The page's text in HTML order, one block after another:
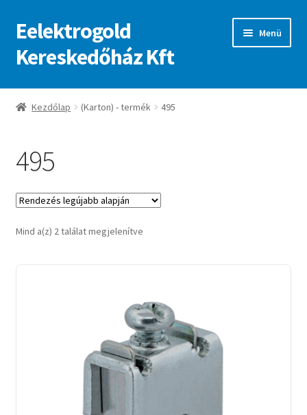
Ugrás
a
navigációhoz
Kilépés
a
tartalomba
Eelektrogold
Kereskedőház Kft
Menü
Kezdőlap
Adatvédelmi irányelvek
ajanlatkeres
Kezdőlap (Karton) - termék 495
495
Mind a(z) 2 találat megjelenítveSorted